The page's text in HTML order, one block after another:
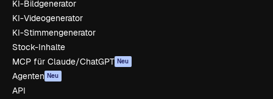
KI-Bildgenerator
KI-Videogenerator
KI-Stimmengenerator
Stock-Inhalte
MCP für Claude/ChatGPT Neu
Agenten Neu
API